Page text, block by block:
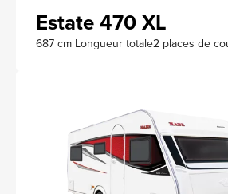
Estate 470 XL
687 cm Longueur totale2 places de